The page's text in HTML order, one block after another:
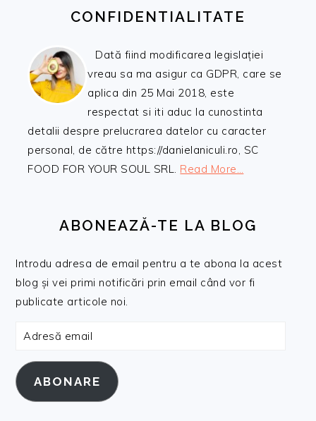
CONFIDENTIALITATE
Dată fiind modificarea legislației
vreau sa ma asigur ca GDPR, care se
aplica din 25 Mai 2018, este
respectat si iti aduc la cunostinta
detalii despre prelucrarea datelor cu caracter
personal, de către https://danielaniculi.ro, SC
FOOD FOR YOUR SOUL SRL. Read More…
ABONEAZĂ-TE LA BLOG
Introdu adresa de email pentru a te abona la acest
blog și vei primi notificări prin email când vor fi
publicate articole noi.
Adresă
ABONARE